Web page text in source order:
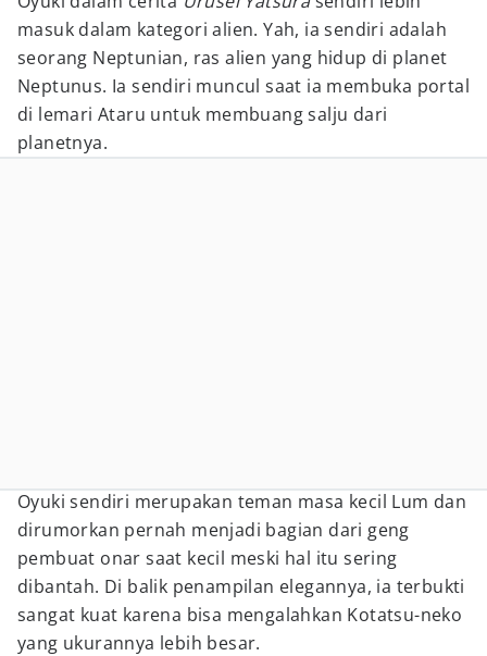
masuk dalam kategori alien. Yah, ia sendiri adalah
seorang Neptunian, ras alien yang hidup di planet
Neptunus. Ia sendiri muncul saat ia membuka portal
di lemari Ataru untuk membuang salju dari
planetnya.
Oyuki sendiri merupakan teman masa kecil Lum dan
dirumorkan pernah menjadi bagian dari geng
pembuat onar saat kecil meski hal itu sering
dibantah. Di balik penampilan elegannya, ia terbukti
sangat kuat karena bisa mengalahkan Kotatsu-neko
yang ukurannya lebih besar.